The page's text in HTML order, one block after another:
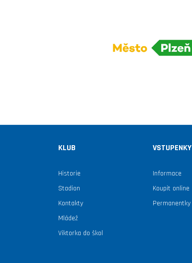
KLUB
Historie
Stadion
Kontakty
Mládež
Viktorka do škol
VSTUPENKY
Informace
Koupit online
Permanentky